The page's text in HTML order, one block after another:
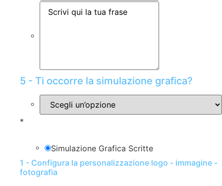
5 - Ti occorre la simulazione grafica?
*
Simulazione Grafica Scritte
1 - Configura la personalizzazione logo - immagine -
fotografia